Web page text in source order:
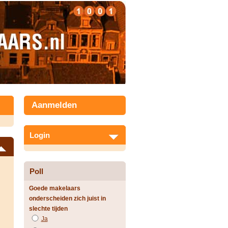
Aanmelden
Login
Poll
Goede makelaars
onderscheiden zich juist in
slechte tijden
Ja